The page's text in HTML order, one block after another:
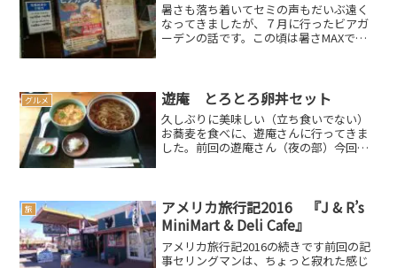
暑さも落ち着いてセミの声もだいぶ遠く
なってきましたが、７月に行ったビアガ
ーデンの話です。この頃は暑さMAXで、
でステーキ盛り合わせと...
グルメ 遊庵 とろとろ卵丼セット
久しぶりに美味しい（立ち食いでない）
お蕎麦を食べに、遊庵さんに行ってきま
した。前回の遊庵さん（夜の部）今回は
たので温かい蕎麦に...
旅
アメリカ旅行記2016 『J & R’s
MiniMart & Deli Cafe』
アメリカ旅行記2016の続きです前回の記
事セリングマンは、ちょっと寂れた感じ